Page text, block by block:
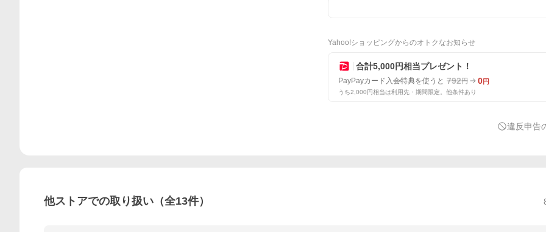
Yahoo!ショッピングからのオトクなお知らせ
合計5,000円相当プレゼント！
PayPayカード入会特典を使うと 792円 0円
うち2,000円相当は利用先・期間限定。他条件あり
違反申告
他ストアでの取り扱い（全13件）